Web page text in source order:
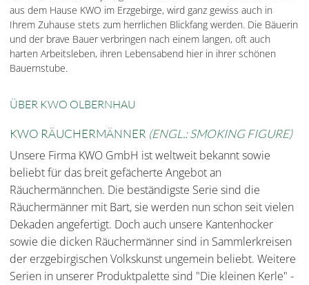
aus dem Hause KWO im Erzgebirge, wird ganz gewiss auch in
Ihrem Zuhause stets zum herrlichen Blickfang werden. Die Bäuerin
und der brave Bauer verbringen nach einem langen, oft auch
harten Arbeitsleben, ihren Lebensabend hier in ihrer schönen
Bauernstube.
ÜBER KWO OLBERNHAU
KWO RÄUCHERMÄNNER (ENGL.: SMOKING FIGURE)
Unsere Firma KWO GmbH ist weltweit bekannt sowie
beliebt für das breit gefächerte Angebot an
Räuchermännchen. Die beständigste Serie sind die
Räuchermänner mit Bart, sie werden nun schon seit vielen
Dekaden angefertigt. Doch auch unsere Kantenhocker
sowie die dicken Räuchermänner sind in Sammlerkreisen
der erzgebirgischen Volkskunst ungemein beliebt. Weitere
Serien in unserer Produktpalette sind "Die kleinen Kerle" -